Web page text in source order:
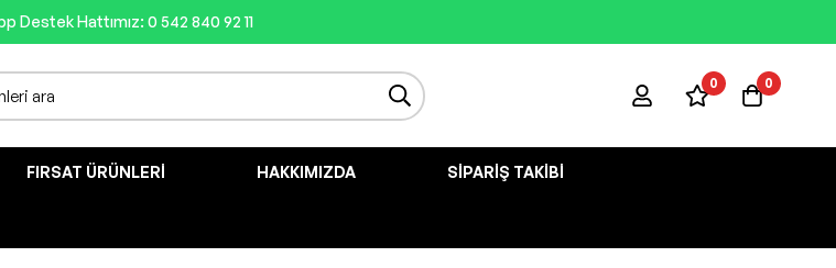
Destek Hattımız: 0 542 840 92 11
0 0
FIRSAT ÜRÜNLERI HAKKIMIZDA SIPARIŞ TAKIBI